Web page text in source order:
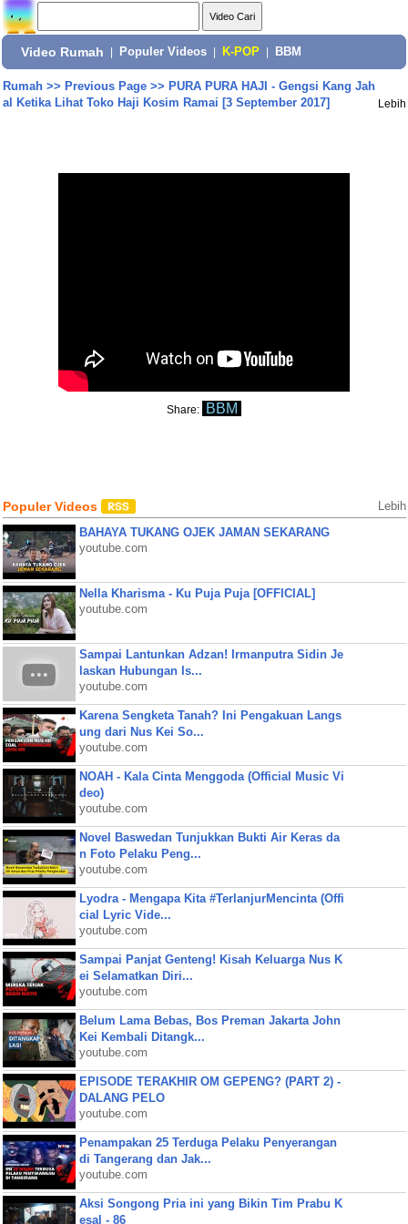
Video Rumah Populer Videos K-POP BBM
Rumah>> Previous Page>> PURA PURA HAJI - Gengsi Kang Jah
al Ketika Lihat Toko Haji Kosim Ramai [3 September 2017]
Lebih
Share: BBM
Populer Videos Lebih
BAHAYA TUKANG OJEK JAMAN SEKARANG
youtube.com
Nella Kharisma - Ku Puja Puja [OFFICIAL]
youtube.com
Sampai Lantunkan Adzan! Irmanputra Sidin Je
laskan Hubungan Is...
youtube.com
Karena Sengketa Tanah? Ini Pengakuan Langs
ung dari Nus Kei So...
youtube.com
NOAH - Kala Cinta Menggoda (Official Music Vi
deo)
youtube.com
Novel Baswedan Tunjukkan Bukti Air Keras da
n Foto Pelaku Peng...
youtube.com
Lyodra - Mengapa Kita #TerlanjurMencinta (Offi
cial Lyric Vide...
youtube.com
Sampai Panjat Genteng! Kisah Keluarga Nus K
ei Selamatkan Diri...
youtube.com
Belum Lama Bebas, Bos Preman Jakarta John
Kei Kembali Ditangk...
youtube.com
EPISODE TERAKHIR OM GEPENG? (PART 2) -
DALANG PELO
youtube.com
Penampakan 25 Terduga Pelaku Penyerangan
di Tangerang dan Jak...
youtube.com
Aksi Songong Pria ini yang Bikin Tim Prabu K
esal - 86